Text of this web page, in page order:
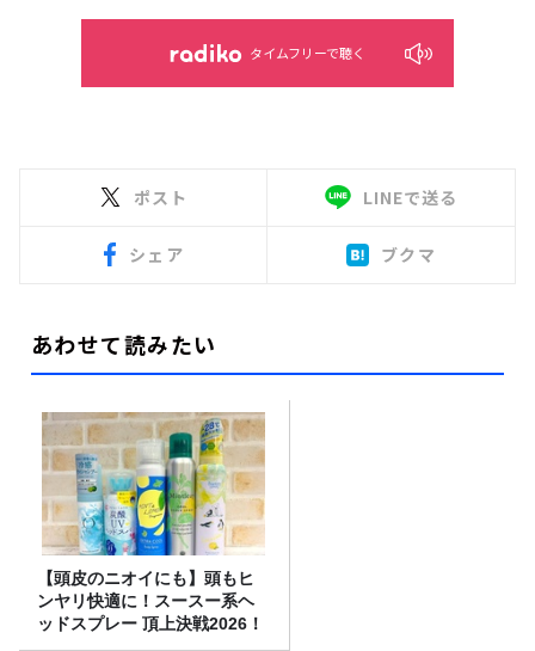
タイムフリーで聴く
ポスト LINEで送る
シェア ブクマ
あわせて読みたい
【頭皮のニオイにも】頭もヒ
ンヤリ快適に！スースー系ヘ
ッドスプレー 頂上決戦2026！